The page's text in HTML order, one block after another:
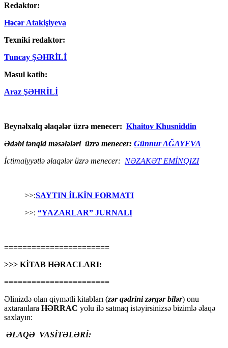
Redaktor:
Həcər Atakişiyeva
Texniki redaktor:
Tuncay ŞƏHRİLİ
Məsul katib:
Araz ŞƏHRİLİ
Beynəlxalq əlaqələr üzrə menecer: Khaitov Khusniddin
Ədəbi tənqid məsələləri üzrə menecer: Günnur AĞAYEVA
İctimaiyyətlə əlaqələr üzrə menecer: NƏZAKƏT EMİNQIZI
>>:SAYTIN İLKİN FORMATI
>>: “YAZARLAR” JURNALI
=======================
>>> KİTAB HƏRACLARI:
=======================
Əlinizdə olan qiymətli kitabları (zər qədrini zərgər bilər) onu
axtaranlara HƏRRAC yolu ilə satmaq istəyirsinizsə bizimlə əlaqə
saxlayın:
ƏLAQƏ VASİTƏLƏRİ: